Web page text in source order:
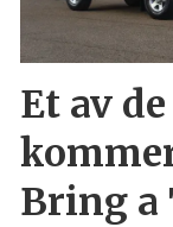
Et av
Bring a